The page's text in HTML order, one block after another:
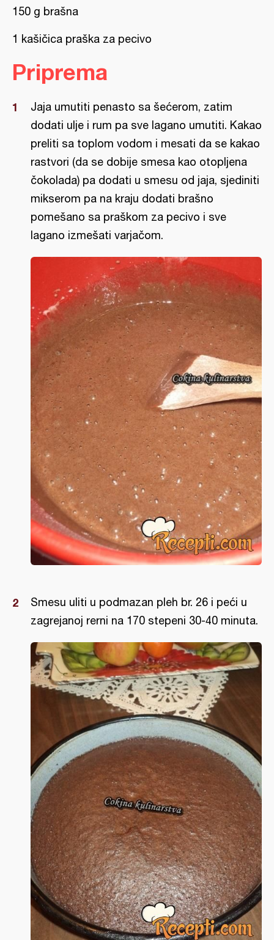
150 g brašna
1 kašičica praška za pecivo
Priprema
Jaja umutiti penasto sa šećerom, zatim
dodati ulje i rum pa sve lagano umutiti. Kakao
preliti sa toplom vodom i mesati da se kakao
rastvori (da se dobije smesa kao otopljena
čokolada) pa dodati u smesu od jaja, sjediniti
mikserom pa na kraju dodati brašno
pomešano sa praškom za pecivo i sve
lagano izmešati varjačom.
Smesu uliti u podmazan pleh br. 26 i peći u
zagrejanoj rerni na 170 stepeni 30-40 minuta.